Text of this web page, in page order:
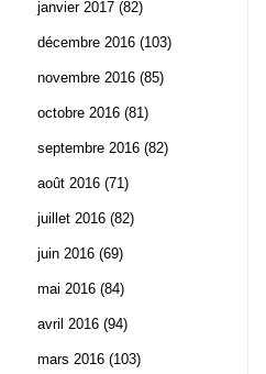
janvier 2017 (82)
décembre 2016 (103)
novembre 2016 (85)
octobre 2016 (81)
septembre 2016 (82)
août 2016 (71)
juillet 2016 (82)
juin 2016 (69)
mai 2016 (84)
avril 2016 (94)
mars 2016 (103)